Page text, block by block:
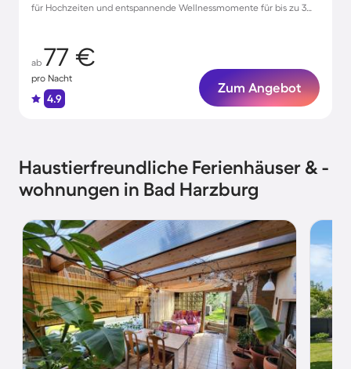
für Hochzeiten und entspannende Wellnessmomente für bis zu 3
ab 77 €
pro Nacht
4.9
Zum Angebot
Haustierfreundliche Ferienhäuser & -
wohnungen in Bad Harzburg